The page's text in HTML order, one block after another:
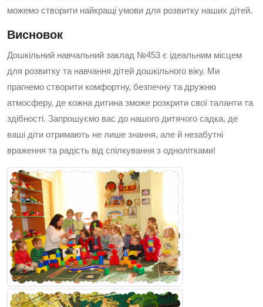
можемо створити найкращі умови для розвитку наших дітей.
Висновок
Дошкільний навчальний заклад №453 є ідеальним місцем
для розвитку та навчання дітей дошкільного віку. Ми
прагнемо створити комфортну, безпечну та дружню
атмосферу, де кожна дитина зможе розкрити свої таланти та
здібності. Запрошуємо вас до нашого дитячого садка, де
ваші діти отримають не лише знання, але й незабутні
враження та радість від спілкування з однолітками!